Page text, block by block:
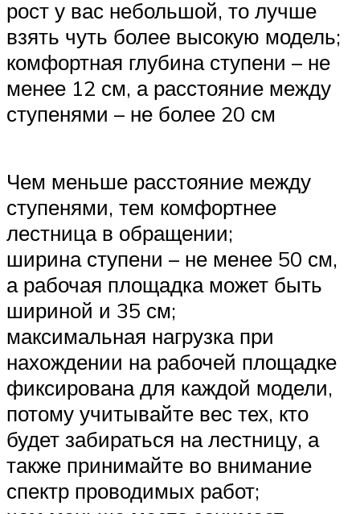
рост у вас небольшой, то лучше
взять чуть более высокую модель;
комфортная глубина ступени – не
менее 12 см, а расстояние между
ступенями – не более 20 см
Чем меньше расстояние между
ступенями, тем комфортнее
лестница в обращении;
ширина ступени – не менее 50 см,
а рабочая площадка может быть
шириной и 35 см;
максимальная нагрузка при
нахождении на рабочей площадке
фиксирована для каждой модели,
потому учитывайте вес тех, кто
будет забираться на лестницу, а
также принимайте во внимание
спектр проводимых работ;